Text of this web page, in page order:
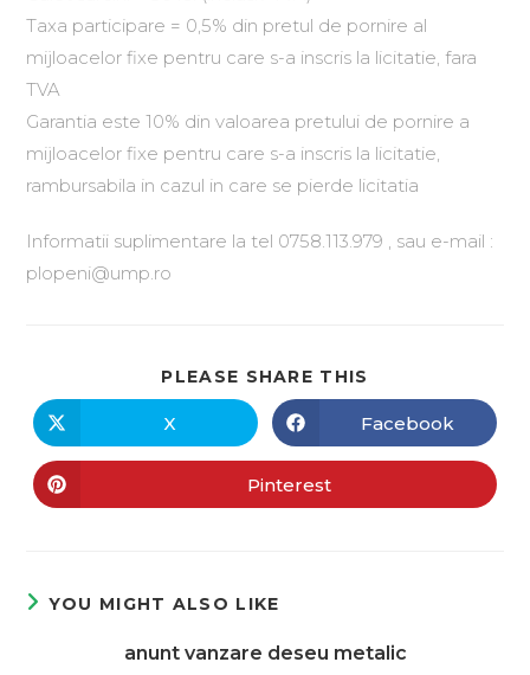
Taxa participare = 0,5% din pretul de pornire al
mijloacelor fixe pentru care s-a inscris la licitatie, fara
TVA
Garantia este 10% din valoarea pretului de pornire a
mijloacelor fixe pentru care s-a inscris la licitatie,
rambursabila in cazul in care se pierde licitatia
Informatii suplimentare la tel 0758.113.979 , sau e-mail :
plopeni@ump.ro
PLEASE SHARE THIS
X Facebook
Pinterest
YOU MIGHT ALSO LIKE
anunt vanzare deseu metalic